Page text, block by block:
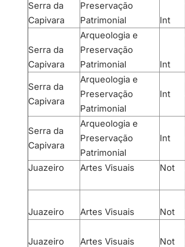
Serra da
Capivara
Preservação
Patrimonial
Int
Serra da
Capivara
Arqueologia e
Preservação
Patrimonial
Int
Serra da
Capivara
Arqueologia e
Preservação
Patrimonial
Int
Serra da
Capivara
Arqueologia e
Preservação
Patrimonial
Int
Juazeiro Artes Visuais Not
Juazeiro Artes Visuais Not
Juazeiro Artes Visuais Not